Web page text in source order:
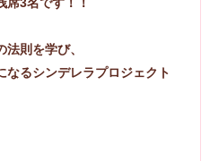
席3名です！！
則を学び、
なるシンデレラプロジェクト